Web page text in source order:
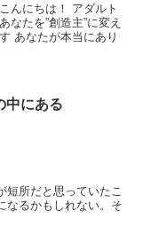
んにちは！ アダルト
たを”創造主”に変え
あなたが本当にあり
中にある
短所だと思っていたこ
なるかもしれない。そ